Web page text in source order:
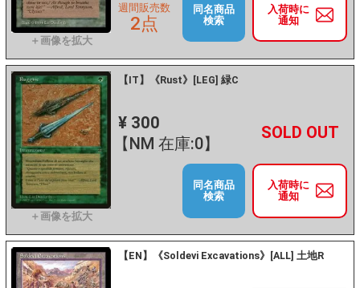
入荷時に
通知
週間販売数
2点
同名商品
検索
【IT】《Rust》[LEG] 緑C
¥ 300
【NM 在庫:0】
－ +
入荷時に
通知
同名商品
検索
【EN】《Soldevi Excavations》[ALL] 土地R